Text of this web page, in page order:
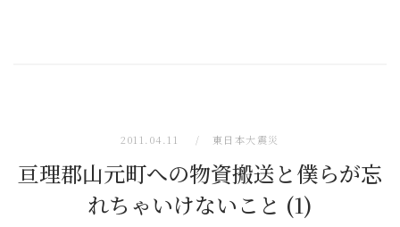
2011.04.11 東日本大震災
亘理郡山元町への物資搬送と僕らが忘
れちゃいけないこと (1)